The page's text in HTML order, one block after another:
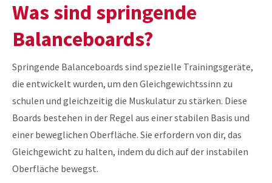
Was sind springende
Balanceboards?
Springende Balanceboards sind spezielle Trainingsgeräte,
die entwickelt wurden, um den Gleichgewichtssinn zu
schulen und gleichzeitig die Muskulatur zu stärken. Diese
Boards bestehen in der Regel aus einer stabilen Basis und
einer beweglichen Oberfläche. Sie erfordern von dir, das
Gleichgewicht zu halten, indem du dich auf der instabilen
Oberfläche bewegst.